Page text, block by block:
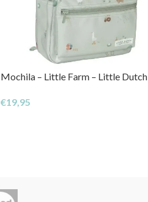
Mochila – Little Farm – Little Dutch
€19,95